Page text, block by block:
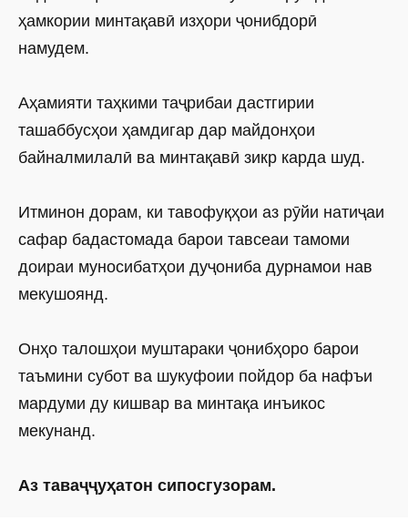
ҳамкории минтақавӣ изҳори ҷонибдорӣ
намудем.
Аҳамияти таҳкими таҷрибаи дастгирии
ташаббусҳои ҳамдигар дар майдонҳои
байналмилалӣ ва минтақавӣ зикр карда шуд.
Итминон дорам, ки тавофуқҳои аз рӯйи натиҷаи
сафар бадастомада барои тавсеаи тамоми
доираи муносибатҳои дуҷониба дурнамои нав
мекушоянд.
Онҳо талошҳои муштараки ҷонибҳоро барои
таъмини субот ва шукуфоии пойдор ба нафъи
мардуми ду кишвар ва минтақа инъикос
мекунанд.
Аз таваҷҷуҳатон сипосгузорам.